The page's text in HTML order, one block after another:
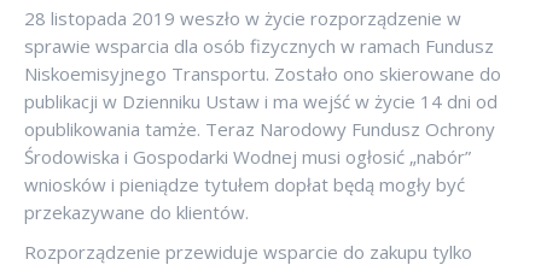
28 listopada 2019 weszło w życie rozporządzenie w
sprawie wsparcia dla osób fizycznych w ramach Fundusz
Niskoemisyjnego Transportu. Zostało ono skierowane do
publikacji w Dzienniku Ustaw i ma wejść w życie 14 dni od
opublikowania tamże. Teraz Narodowy Fundusz Ochrony
Środowiska i Gospodarki Wodnej musi ogłosić „nabór”
wniosków i pieniądze tytułem dopłat będą mogły być
przekazywane do klientów.
Rozporządzenie przewiduje wsparcie do zakupu tylko